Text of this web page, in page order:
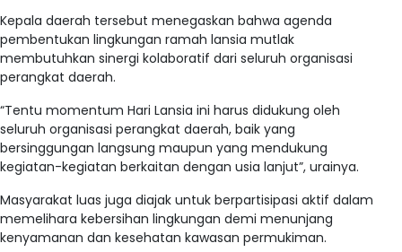
Kepala daerah tersebut menegaskan bahwa agenda
pembentukan lingkungan ramah lansia mutlak
membutuhkan sinergi kolaboratif dari seluruh organisasi
perangkat daerah.
“Tentu momentum Hari Lansia ini harus didukung oleh
seluruh organisasi perangkat daerah, baik yang
bersinggungan langsung maupun yang mendukung
kegiatan-kegiatan berkaitan dengan usia lanjut”, urainya.
Masyarakat luas juga diajak untuk berpartisipasi aktif dalam
memelihara kebersihan lingkungan demi menunjang
kenyamanan dan kesehatan kawasan permukiman.